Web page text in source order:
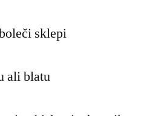
sklepi
blatu